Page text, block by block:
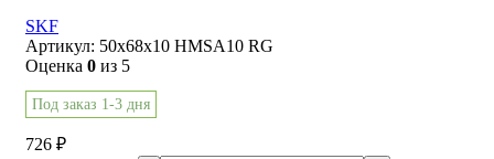
SKF
Артикул: 50x68x10 HMSA10 RG
Оценка 0 из 5
Под заказ 1-3 дня
726 ₽